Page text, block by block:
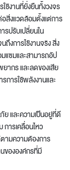
ช้งานที่ยั่งยืนทั้งวงจร
สิ่งแวดล้อมตั้งแต่การ
รปรับเปลี่ยนใน
ถึงการใช้งานจริง สิ่ง
แซมและสามารถอัป
ากร และลดของเสีย
ารใช้พลังงานและ
และความเป็นอยู่ที่ดี
การเคลื่อนไหว
ามความต้องการ
ขององค์กรที่มี